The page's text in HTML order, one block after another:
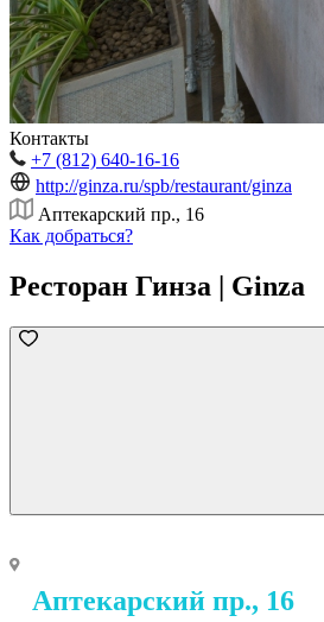
Контакты
+7 (812) 640-16-16
http://ginza.ru/spb/restaurant/ginza
Аптекарский пр., 16
Как добраться?
Ресторан Гинза | Ginza
Аптекарский пр., 16